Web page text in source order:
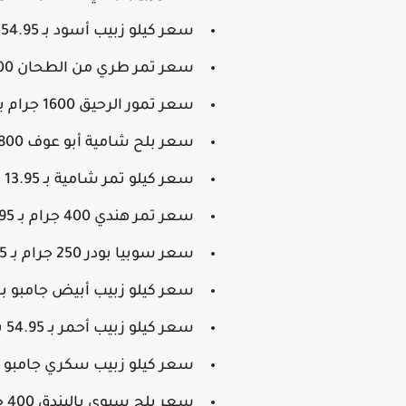
سعر كيلو زبيب أسود بـ 54.95 بدلًا من 66.95 جنيه.
سعر تمر طري من الطحان 700 جرام بـ 39.95 بدلًا من 54.95 جنيه.
سعر تمور الرحيق 1600 جرام بـ 79.95 بدلًا من 104.95 جنيه.
سعر بلح شامية أبو عوف 800 جرام بـ 17.95 بدلًا من 21.95 جنيه.
سعر كيلو تمر شامية بـ 13.95 بدلًا من 17.95 جنيه.
سعر تمر هندي 400 جرام بـ 29.95 بدلًا من 39.95 جنيه.
سعر سوبيا بودر 250 جرام بـ 13.95 بدلًا من 19.95 جنيه.
سعر كيلو زبيب أبيض جامبو بـ 66.95 بدلًا من 74.95
سعر كيلو زبيب أحمر بـ 54.95 بدلًا من 66.95 جنيه.
سعر كيلو زبيب سكري جامبو بـ 65.95 بدلًا من 80.95